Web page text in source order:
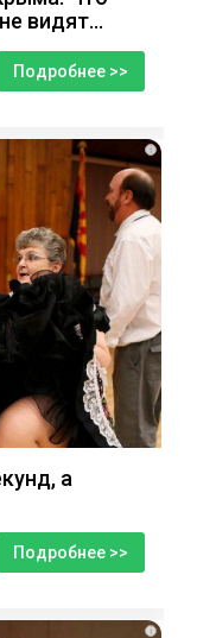
видят...
Подробнее >>
i
а
Подробнее >>
i